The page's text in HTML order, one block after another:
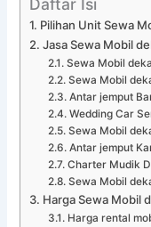
Pilihan Unit Sewa
Jasa Sewa Mobil
Sewa Mobil
Sewa Mobil
Antar jemput
Wedding Car
Sewa Mobil
Antar jemput
Charter Mudik
Sewa Mobil
Harga Sewa Mobil
Harga rental